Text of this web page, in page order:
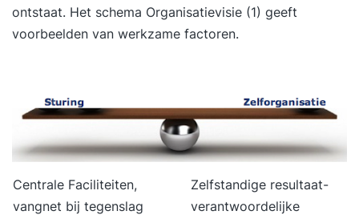
ontstaat. Het schema Organisatievisie (1) geeft
voorbeelden van werkzame factoren.
Centrale Faciliteiten,
vangnet bij tegenslag
Zelfstandige resultaat-
verantwoordelijke